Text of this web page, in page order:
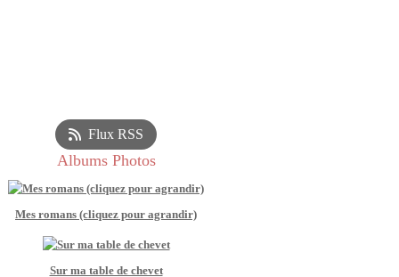
Flux RSS
Albums Photos
Mes romans (cliquez pour agrandir)
Sur ma table de chevet